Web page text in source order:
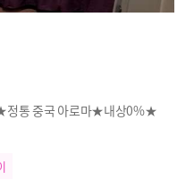
정통 중국 아로마★내상0%★